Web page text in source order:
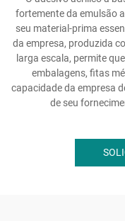
fortemente da emulsão
seu material-prima
da empresa, produzida
larga escala, permite
embalagens, fitas
capacidade da empresa
de seu